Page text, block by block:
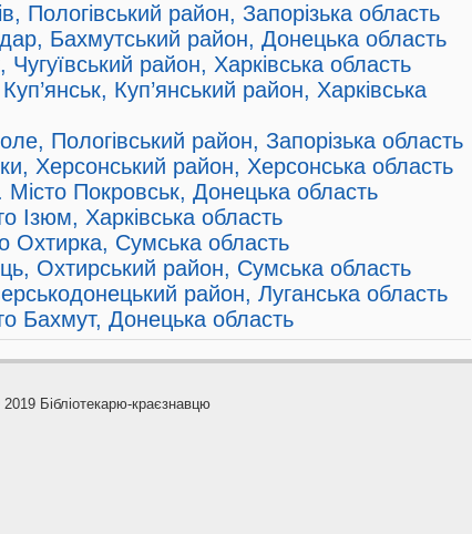
Пологівський район, Запорізька область
Бахмутський район, Донецька область
Чугуївський район, Харківська область
Куп’янський район, Харківська
Пологівський район, Запорізька область
Херсонський район, Херсонська область
Місто Покровськ, Донецька область
Ізюм, Харківська область
Охтирка, Сумська область
Охтирський район, Сумська область
район, Луганська область
Бахмут, Донецька область
Бібліотекарю-краєзнавцю